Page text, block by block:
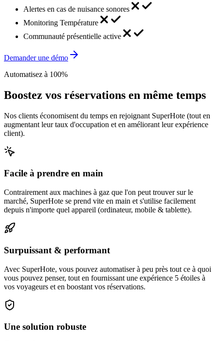
Alertes en cas de nuisance sonores
Monitoring Température
Communauté présentielle active
Demander une démo
Automatisez à 100%
Boostez vos réservations en même temps
Nos clients économisent du temps en rejoignant SuperHote (tout en
augmentant leur taux d'occupation et en améliorant leur expérience
client).
Facile à prendre en main
Contrairement aux machines à gaz que l'on peut trouver sur le
marché, SuperHote se prend vite en main et s'utilise facilement
depuis n'importe quel appareil (ordinateur, mobile & tablette).
Surpuissant & performant
Avec SuperHote, vous pouvez automatiser à peu près tout ce à quoi
vous pouvez penser, tout en fournissant une expérience 5 étoiles à
vos voyageurs et en boostant vos réservations.
Une solution robuste